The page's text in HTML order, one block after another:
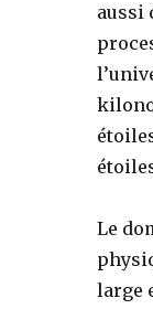
aussi
Le
large